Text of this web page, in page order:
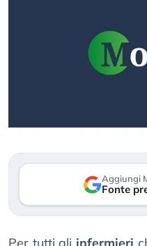
Aggiungi
Fonte